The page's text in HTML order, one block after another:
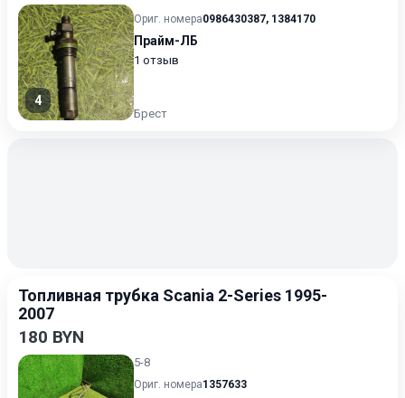
4
Ориг. номера0986430387, 1384170
Прайм-ЛБ
1 отзыв
Брест
Топливная трубка Scania 2-Series 1995-
2007
180 BYN
5-8
Ориг. номера1357633